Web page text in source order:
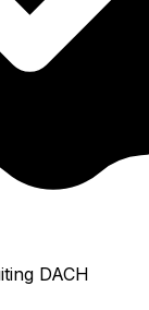
DACH